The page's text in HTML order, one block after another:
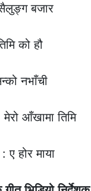
बजार
को हौ
नभाँची
आँखामा तिमि
ए होर माया